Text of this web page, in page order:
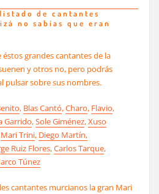
de cantantes
no sabías que eran
grandes cantantes de la
y otros no, pero podrás
pulsar sobre sus nombres.
, Blas Cantó,Charo, Flavio,
Garrido,Sole Giménez,Xuso
Mari Trini, Diego Martín,
Ruiz Flores,Carlos Tarque,
Túnez
cantantes murcianos la gran Mari